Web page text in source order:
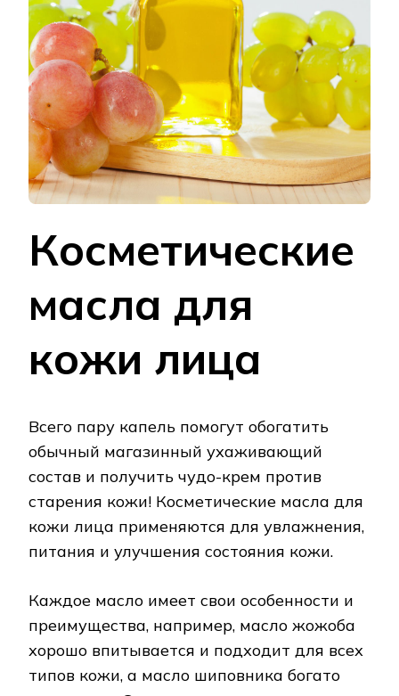
ЗДОРОВЬЯ
Косметические
масла для
кожи лица
Всего пару капель помогут обогатить
обычный магазинный ухаживающий
состав и получить чудо-крем против
старения кожи! Косметические масла для
кожи лица применяются для увлажнения,
питания и улучшения состояния кожи.
Каждое масло имеет свои особенности и
преимущества, например, масло жожоба
хорошо впитывается и подходит для всех
типов кожи, а масло шиповника богато